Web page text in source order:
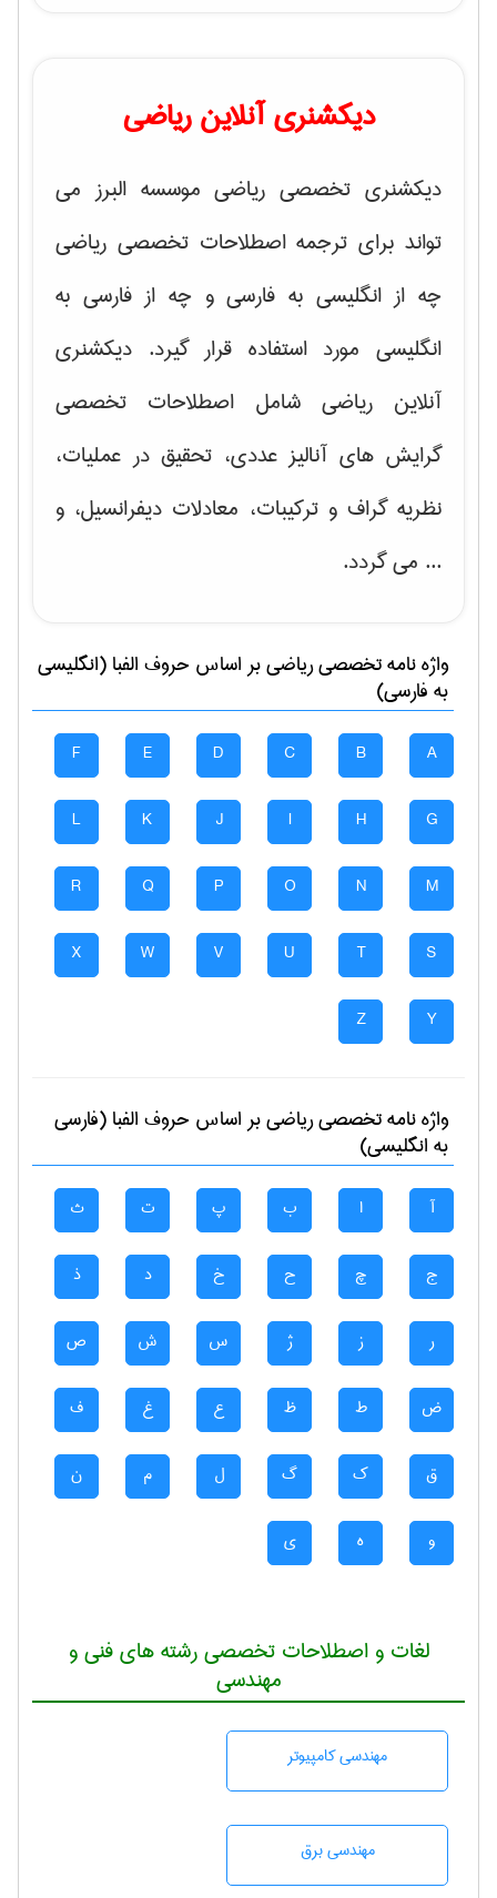
دیکشنری آنلاین ریاضی
دیکشنری تخصصی ریاضی موسسه البرز می
تواند برای ترجمه اصطلاحات تخصصی ریاضی
چه از انگلیسی به فارسی و چه از فارسی به
انگلیسی مورد استفاده قرار گیرد. دیکشنری
آنلاین ریاضی شامل اصطلاحات تخصصی
گرایش های آنالیز عددی، تحقیق در عملیات،
نظریه گراف و تركیبات، معادلات دیفرانسیل، و
... می گردد.
واژه نامه تخصصیرياضیبر اساس حروف الفبا (انگلیسی
به فارسی)
A
B
C
D
E
F
G
H
I
J
K
L
M
N
O
P
Q
R
S
T
U
V
W
X
Y
Z
واژه نامه تخصصیرياضیبر اساس حروف الفبا (فارسی
به انگلیسی)
آ ا ب پ ت ث
ج چ ح خ د ذ
ر ز ژ س ش ص
ض ط ظ ع غ ف
ق ک گ ل م ن
و ه ی
لغات و اصطلاحات تخصصی رشته های فنی و
مهندسی
مهندسی كامپيوتر
مهندسی برق